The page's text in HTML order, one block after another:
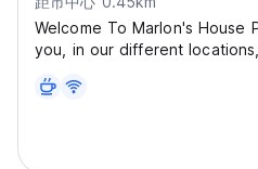
Welcome To Marlon's House
you, in our different
ourselves on offering the